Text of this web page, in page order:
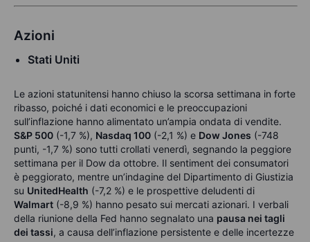
Azioni
Stati Uniti
Le azioni statunitensi hanno chiuso la scorsa settimana in forte
ribasso, poiché i dati economici e le preoccupazioni
sull’inflazione hanno alimentato un’ampia ondata di vendite.
S&P 500 (-1,7 %), Nasdaq 100 (-2,1 %) e Dow Jones (-748
punti, -1,7 %) sono tutti crollati venerdì, segnando la peggiore
settimana per il Dow da ottobre. Il sentiment dei consumatori
è peggiorato, mentre un’indagine del Dipartimento di Giustizia
su UnitedHealth (-7,2 %) e le prospettive deludenti di
Walmart (-8,9 %) hanno pesato sui mercati azionari. I verbali
della riunione della Fed hanno segnalato una pausa nei tagli
dei tassi, a causa dell’inflazione persistente e delle incertezze